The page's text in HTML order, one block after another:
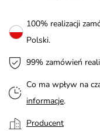
100% realizacji
Polski.
99% zamówień
Co ma wpływ na
informacje.
Producent